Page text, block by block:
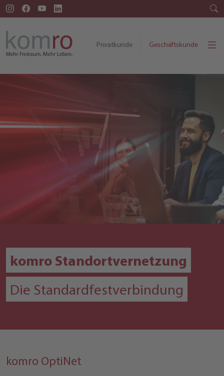
Privatkunde Geschäftskunde
komro Standortvernetzung
Die Standardfestverbindung
komro OptiNet